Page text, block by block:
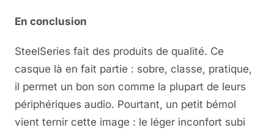
En conclusion
SteelSeries fait des produits de qualité. Ce
casque là en fait partie : sobre, classe, pratique,
il permet un bon son comme la plupart de leurs
périphériques audio. Pourtant, un petit bémol
vient ternir cette image : le léger inconfort subi